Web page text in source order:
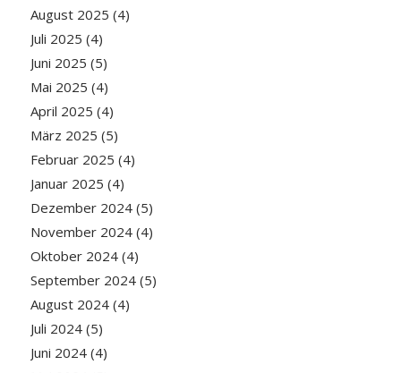
August 2025 (4)
Juli 2025 (4)
Juni 2025 (5)
Mai 2025 (4)
April 2025 (4)
März 2025 (5)
Februar 2025 (4)
Januar 2025 (4)
Dezember 2024(5)
November 2024(4)
Oktober 2024(4)
September 2024(5)
August 2024(4)
Juli 2024(5)
Juni 2024(4)